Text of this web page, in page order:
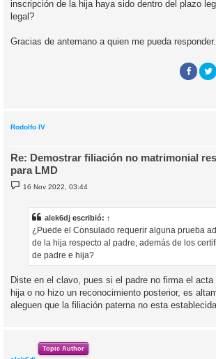
inscripción de la hija haya sido dentro del plazo
legal?
Gracias de antemano a quien me pueda responder.
Rodolfo IV
Re: Demostrar filiación no matrimonial
para LMD
M
e
16 Nov 2022, 03:44
alek6dj escribió: ↑
¿Puede el Consulado requerir alguna prueba
de la hija respecto al padre, además de los
de padre e hija?
Diste en el clavo, pues si el padre no firma el
hija o no hizo un reconocimiento posterior, es
aleguen que la filiación paterna no esta
Topic Author